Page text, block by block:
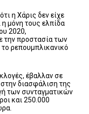
η Χάρις δεν είχε
η μόνη τους ελπίδα
2020,
την προστασία των
ρεπουμπλικανικό
έβαλλαν σε
διασφάλιση της
των συνταγματικών
και 250.000